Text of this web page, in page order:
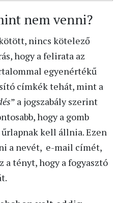
nem venni?
nincs kötelező
hogy a felirata az
egyenértékű
címkék tehát, mint a
” a jogszabály szerint
hogy a gomb
kell állnia. Ezen
a nevét, e-mail címét,
a tényt, hogy a fogyasztó